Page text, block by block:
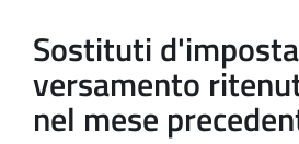
Sostituti
versamento
nel mese